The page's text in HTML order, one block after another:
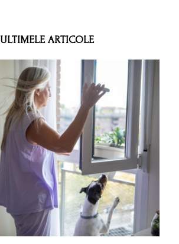
ULTIMELE ARTICOLE